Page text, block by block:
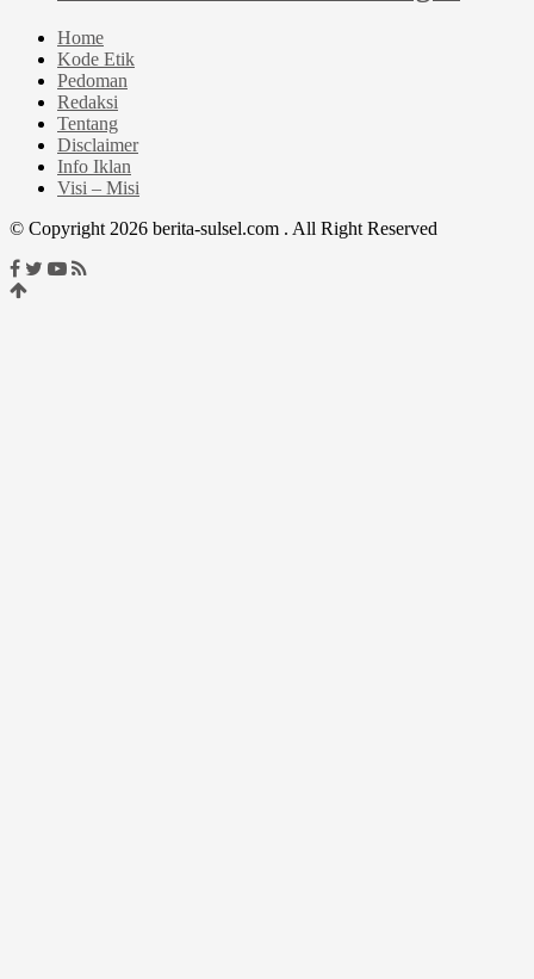
Home
Kode Etik
Pedoman
Redaksi
Tentang
Disclaimer
Info Iklan
Visi – Misi
© Copyright 2026 berita-sulsel.com . All Right Reserved